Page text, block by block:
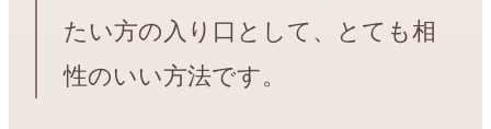
たい方の入り口として、とても相
性のいい方法です。